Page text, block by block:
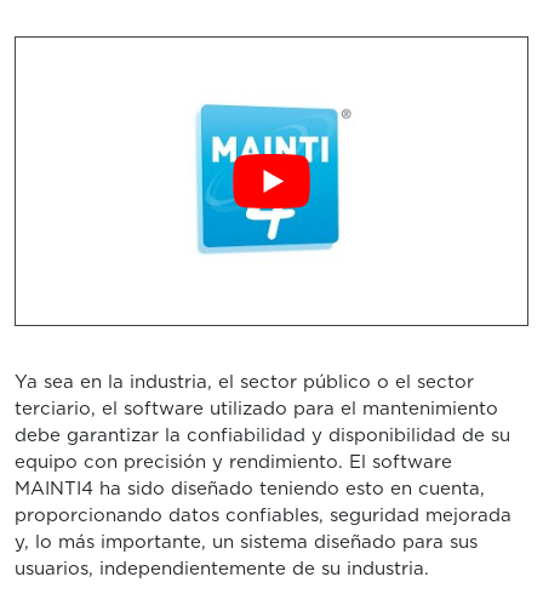
Ya sea en la industria, el sector público o el sector
terciario, el software utilizado para el mantenimiento
debe garantizar la confiabilidad y disponibilidad de su
equipo con precisión y rendimiento. El software
MAINTI4 ha sido diseñado teniendo esto en cuenta,
proporcionando datos confiables, seguridad mejorada
y, lo más importante, un sistema diseñado para sus
usuarios, independientemente de su industria.